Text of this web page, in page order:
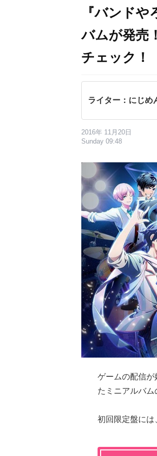
『バンド
バムが発売
チェック！
ライター：にじめ
2016年 11月20日
Sunday 09:48
ゲームの配信
たミニアルバム
初回限定盤には